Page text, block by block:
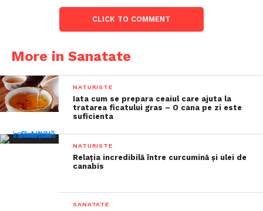
CLICK TO COMMENT
More in Sanatate
NATURISTE
Iata cum se prepara ceaiul care ajuta la
tratarea ficatului gras – O cana pe zi este
suficienta
NATURISTE
Relația incredibilă între curcumină și ulei de
canabis
SANATATE